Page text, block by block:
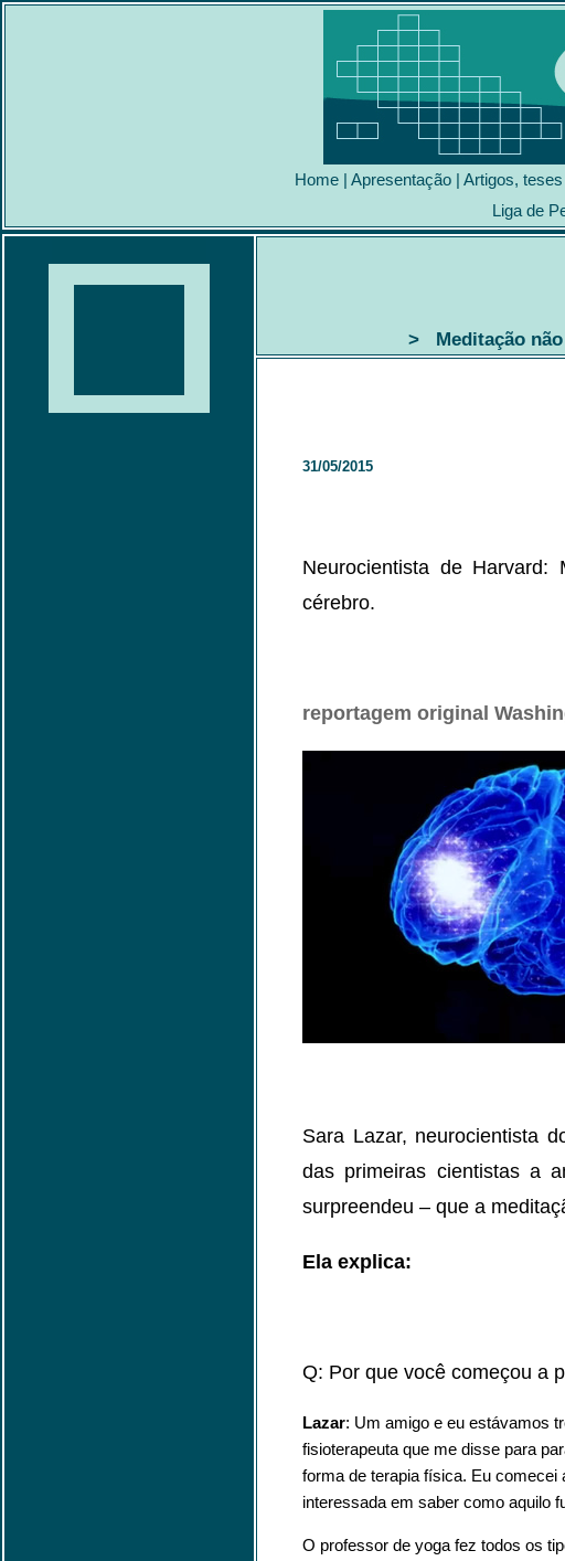
Home | Apresentação | Artigos,
Liga de
> Meditação não
31/05/2015
Neurocientista de
cérebro.
reportagem original
Sara Lazar, neurocientista
das primeiras cientistas a
surpreendeu – que a
Ela explica:
Q: Por que você começou a
Lazar: Um amigo e eu estávamos
fisioterapeuta que me disse para
forma de terapia física. Eu comecei
interessada em saber como aquilo
O professor de yoga fez todos os